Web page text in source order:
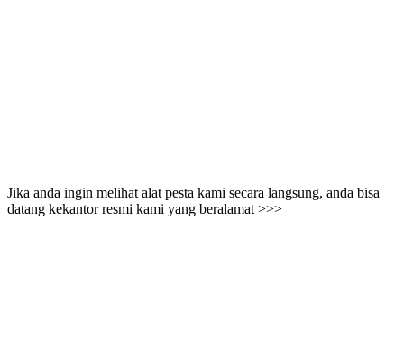
Jika anda ingin melihat alat pesta kami secara langsung, anda bisa
datang kekantor resmi kami yang beralamat >>>